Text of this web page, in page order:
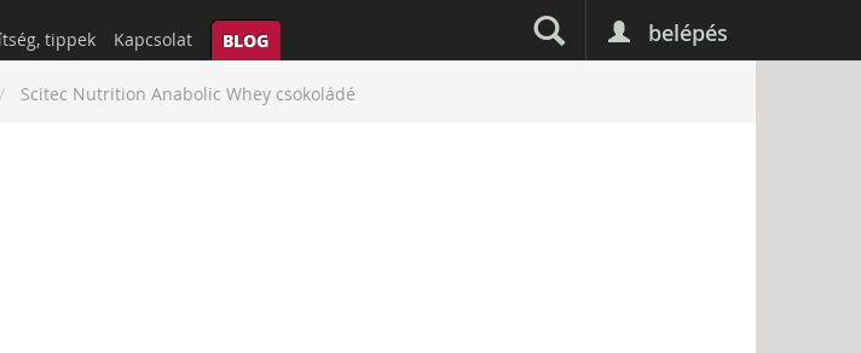
belépés
tippek Kapcsolat BLOG
Scitec Nutrition Anabolic Whey csokoládé